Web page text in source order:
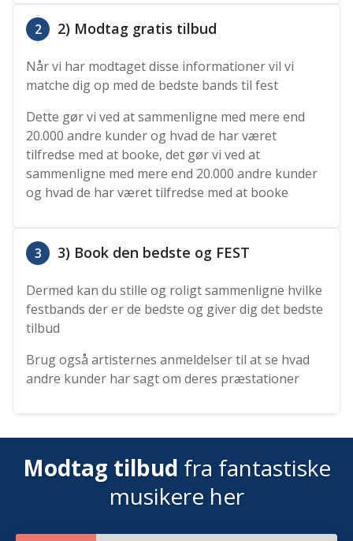
2 2) Modtag gratis tilbud
Når vi har modtaget disse informationer vil vi
matche dig op med de bedste bands til fest
Dette gør vi ved at sammenligne med mere end
20.000 andre kunder og hvad de har været
tilfredse med at booke, det gør vi ved at
sammenligne med mere end 20.000 andre kunder
og hvad de har været tilfredse med at booke
3 3) Book den bedste og FEST
Dermed kan du stille og roligt sammenligne hvilke
festbands der er de bedste og giver dig det bedste
tilbud
Brug også artisternes anmeldelser til at se hvad
andre kunder har sagt om deres præstationer
Modtag tilbud fra fantastiske
musikere her